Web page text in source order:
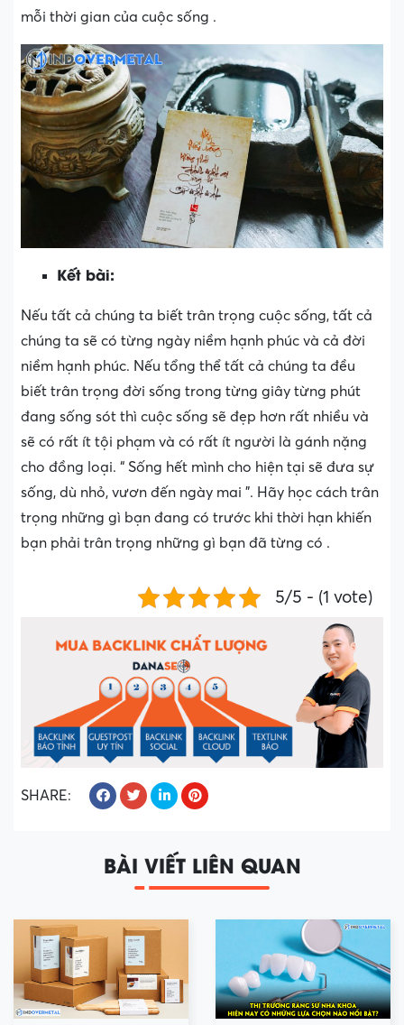
mỗi thời gian của cuộc sống .
Kết bài:
Nếu tất cả chúng ta biết trân trọng cuộc sống, tất cả
chúng ta sẽ có từng ngày niềm hạnh phúc và cả đời
niềm hạnh phúc. Nếu tổng thể tất cả chúng ta đều
biết trân trọng đời sống trong từng giây từng phút
đang sống sót thì cuộc sống sẽ đẹp hơn rất nhiều và
sẽ có rất ít tội phạm và có rất ít người là gánh nặng
cho đồng loại. “ Sống hết mình cho hiện tại sẽ đưa sự
sống, dù nhỏ, vươn đến ngày mai ”. Hãy học cách trân
trọng những gì bạn đang có trước khi thời hạn khiến
bạn phải trân trọng những gì bạn đã từng có .
5/5 - (1 vote)
SHARE:
BÀI VIẾT LIÊN QUAN